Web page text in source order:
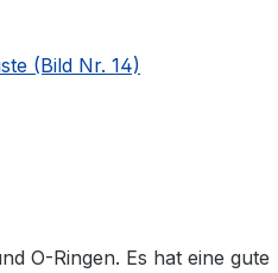
(Bild Nr. 14)
O-Ringen. Es hat eine gute